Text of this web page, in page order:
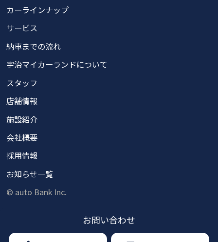
お問い合わせ
カーラインナップ
サービス
納車までの流れ
宇治マイカーランドについて
スタッフ
店舗情報
施設紹介
会社概要
採用情報
お知らせ一覧
© auto Bank Inc.